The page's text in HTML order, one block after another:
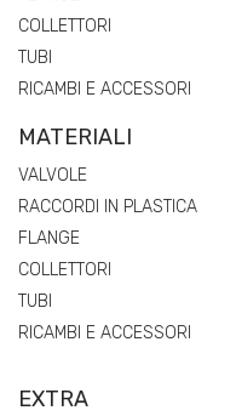
COLLETTORI
TUBI
RICAMBI E ACCESSORI
MATERIALI
VALVOLE
RACCORDI IN PLASTICA
FLANGE
COLLETTORI
TUBI
RICAMBI E ACCESSORI
EXTRA